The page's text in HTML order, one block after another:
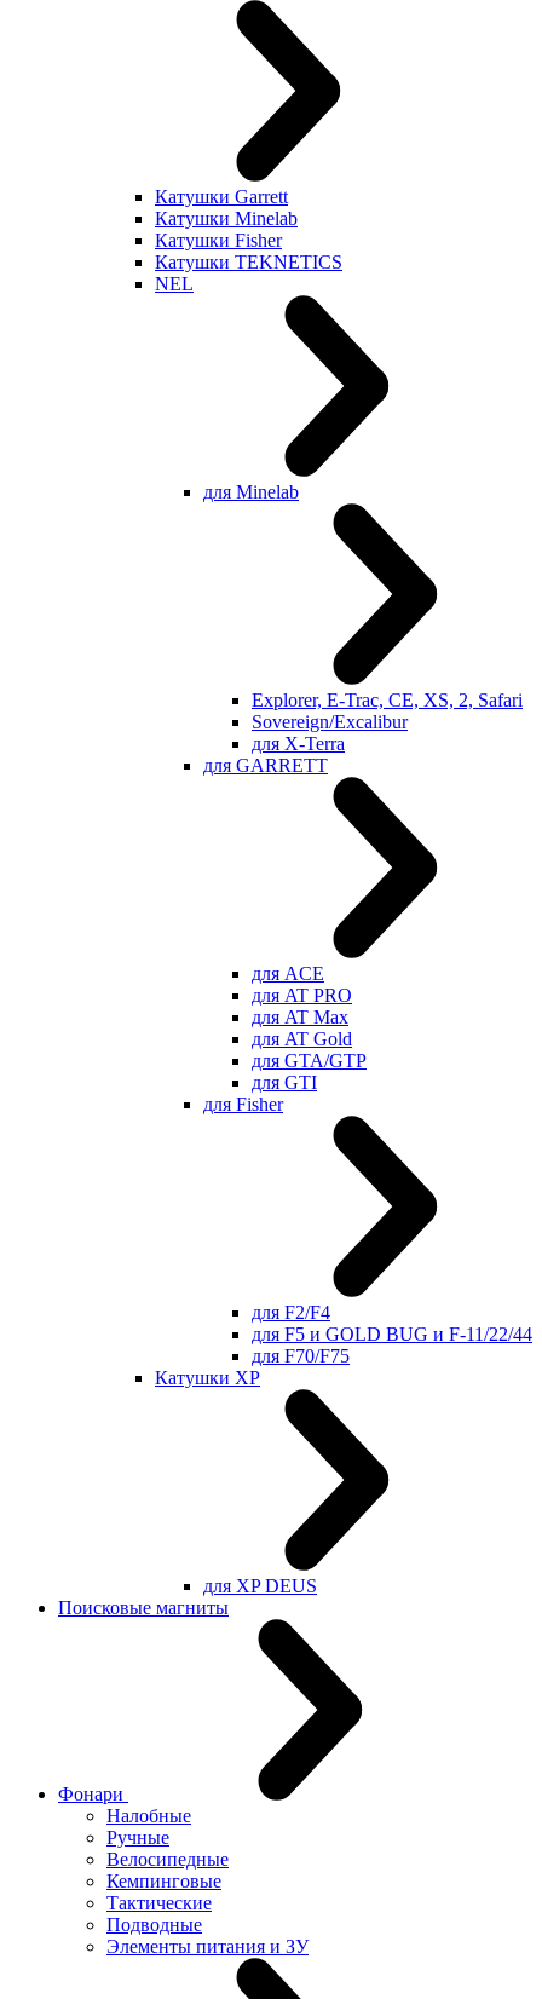
Катушки Garrett
Катушки Minelab
Катушки Fisher
Катушки TEKNETICS
NEL
для Minelab
Explorer, E-Trac, CE, XS, 2, Safari
Sovereign/Excalibur
для X-Terra
для GARRETT
для ACE
для AT PRO
для AT Max
для AT Gold
для GTA/GTP
для GTI
для Fisher
для F2/F4
для F5 и GOLD BUG и F-11/22/44
для F70/F75
Катушки XP
для XP DEUS
Поисковые магниты
Фонари
Налобные
Ручные
Велосипедные
Кемпинговые
Тактические
Подводные
Элементы питания и ЗУ